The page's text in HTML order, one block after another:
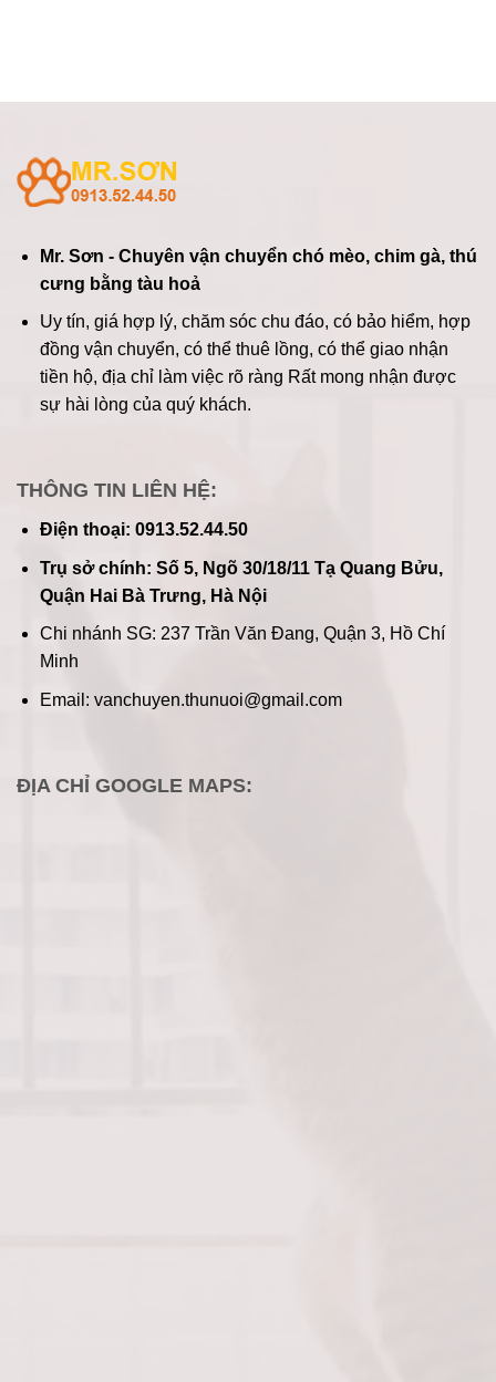
Mr. Sơn - Chuyên vận chuyển chó mèo, chim gà, thú
cưng bằng tàu hoả
Uy tín, giá hợp lý, chăm sóc chu đáo, có bảo hiểm, hợp
đồng vận chuyển, có thể thuê lồng, có thể giao nhận
tiền hộ, địa chỉ làm việc rõ ràng Rất mong nhận được
sự hài lòng của quý khách.
THÔNG TIN LIÊN HỆ:
Điện thoại: 0913.52.44.50
Trụ sở chính: Số 5, Ngõ 30/18/11 Tạ Quang Bửu,
Quận Hai Bà Trưng, Hà Nội
Chi nhánh SG: 237 Trần Văn Đang, Quận 3, Hồ Chí
Minh
Email: vanchuyen.thunuoi@gmail.com
ĐỊA CHỈ GOOGLE MAPS: